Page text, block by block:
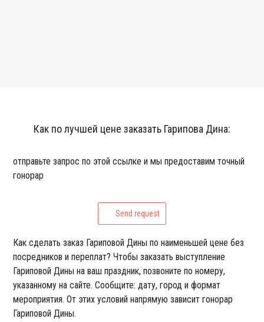
Как по лучшей цене заказать Гарипова Дина:
отправьте запрос по этой ссылке и мы предоставим точный
гонорар
Send request
Как сделать заказ Гариповой Дины по наименьшей цене без
посредников и переплат? Чтобы заказать выступление
Гариповой Дины на ваш праздник, позвоните по номеру,
указанному на сайте. Сообщите: дату, город и формат
мероприятия. От этих условий напрямую зависит гонорар
Гариповой Дины.